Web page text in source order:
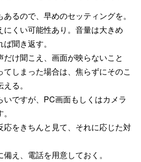
るので、早めのセッティングを。
にくい可能性あり。音量は大きめ
聞き返す。
だけ聞こえ、画面が映らないこと
てしまった場合は、焦らずにそのこ
る。
いですが、PC画面もしくはカメラ
応をきちんと見て、それに応じた対
え、電話を用意しておく。